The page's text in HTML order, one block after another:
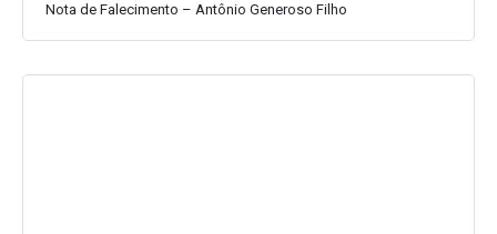
Nota de Falecimento – Antônio Generoso Filho